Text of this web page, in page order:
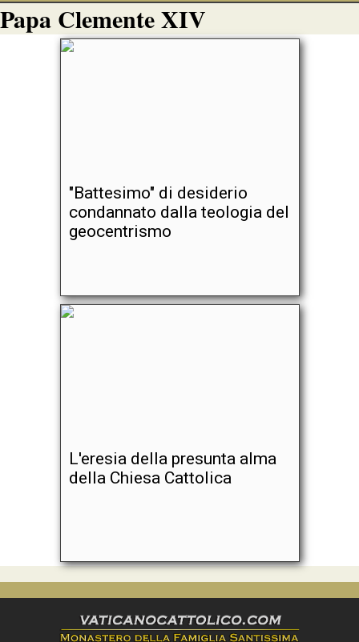
Papa Clemente XIV
"Battesimo" di desiderio
condannato dalla teologia del
geocentrismo
L'eresia della presunta alma
della Chiesa Cattolica